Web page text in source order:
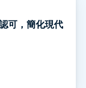
可，簡化現代